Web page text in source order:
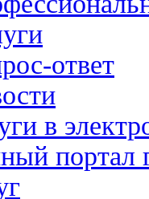
ответ
в
портал